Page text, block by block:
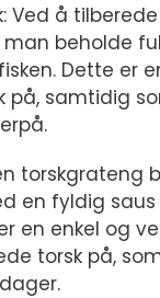
Ved å
man beholde
Dette er
på, samtidig
torskgrateng
en fyldig
en enkel og
torsk på,